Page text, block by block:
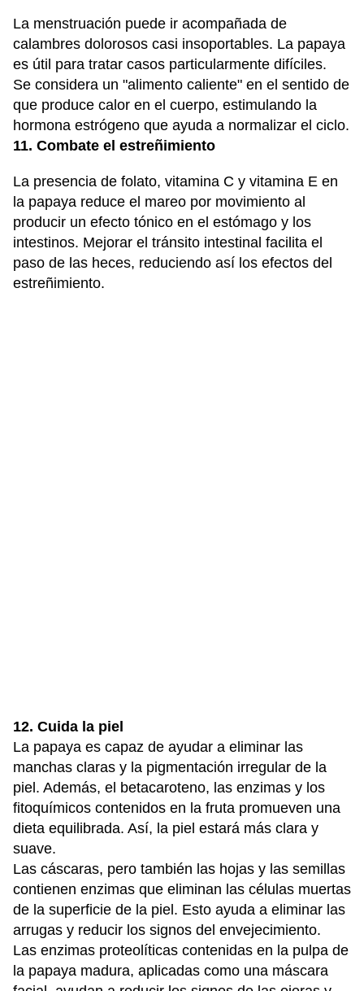
La menstruación puede ir acompañada de
calambres dolorosos casi insoportables. La papaya
es útil para tratar casos particularmente difíciles.
Se considera un "alimento caliente" en el sentido de
que produce calor en el cuerpo, estimulando la
hormona estrógeno que ayuda a normalizar el ciclo.
11. Combate el estreñimiento
La presencia de folato, vitamina C y vitamina E en
la papaya reduce el mareo por movimiento al
producir un efecto tónico en el estómago y los
intestinos. Mejorar el tránsito intestinal facilita el
paso de las heces, reduciendo así los efectos del
estreñimiento.
12. Cuida la piel
La papaya es capaz de ayudar a eliminar las
manchas claras y la pigmentación irregular de la
piel. Además, el betacaroteno, las enzimas y los
fitoquímicos contenidos en la fruta promueven una
dieta equilibrada. Así, la piel estará más clara y
suave.
Las cáscaras, pero también las hojas y las semillas
contienen enzimas que eliminan las células muertas
de la superficie de la piel. Esto ayuda a eliminar las
arrugas y reducir los signos del envejecimiento.
Las enzimas proteolíticas contenidas en la pulpa de
la papaya madura, aplicadas como una máscara